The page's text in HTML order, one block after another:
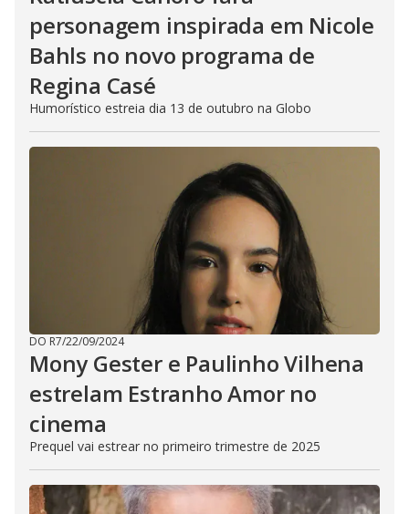
personagem inspirada em Nicole
Bahls no novo programa de
Regina Casé
Humorístico estreia dia 13 de outubro na Globo
DO R7/22/09/2024
Mony Gester e Paulinho Vilhena
estrelam Estranho Amor no
cinema
Prequel vai estrear no primeiro trimestre de 2025